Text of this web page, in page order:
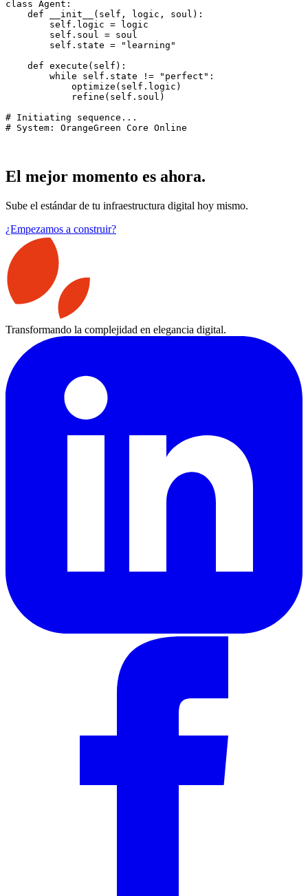
class Agent:
    def __init__(self, logic, soul):
        self.logic = logic
        self.soul = soul
        self.state = "learning"
    def execute(self):
        while self.state != "perfect":
            optimize(self.logic)
            refine(self.soul)
# Initiating sequence...
# System: OrangeGreen Core Online
El mejor momento es ahora.
Sube el estándar de tu infraestructura digital hoy mismo.
¿Empezamos a construir?
Transformando la complejidad en elegancia digital.